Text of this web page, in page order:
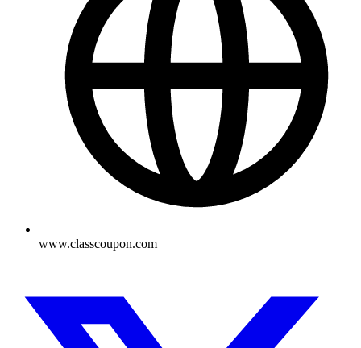
www.classcoupon.com